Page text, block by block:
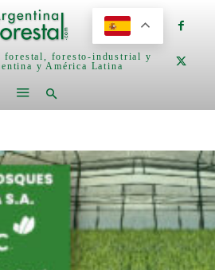
forestal, foresto-industrial y
y América Latina